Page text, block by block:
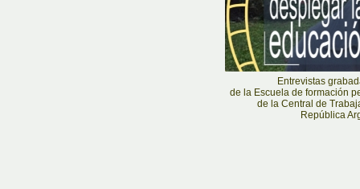
Entrevistas
de la Escuela de formación
de la Central de
República